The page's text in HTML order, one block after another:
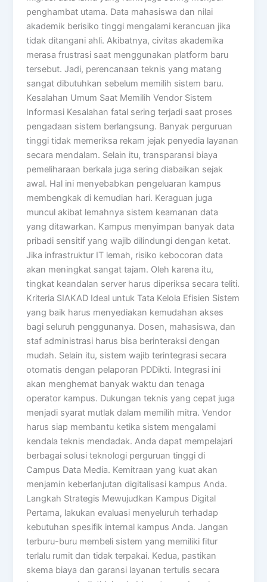
penghambat utama. Data mahasiswa dan nilai
akademik berisiko tinggi mengalami kerancuan jika
tidak ditangani ahli. Akibatnya, civitas akademika
merasa frustrasi saat menggunakan platform baru
tersebut. Jadi, perencanaan teknis yang matang
sangat dibutuhkan sebelum memilih sistem baru.
Kesalahan Umum Saat Memilih Vendor Sistem
Informasi Kesalahan fatal sering terjadi saat proses
pengadaan sistem berlangsung. Banyak perguruan
tinggi tidak memeriksa rekam jejak penyedia layanan
secara mendalam. Selain itu, transparansi biaya
pemeliharaan berkala juga sering diabaikan sejak
awal. Hal ini menyebabkan pengeluaran kampus
membengkak di kemudian hari. Keraguan juga
muncul akibat lemahnya sistem keamanan data
yang ditawarkan. Kampus menyimpan banyak data
pribadi sensitif yang wajib dilindungi dengan ketat.
Jika infrastruktur IT lemah, risiko kebocoran data
akan meningkat sangat tajam. Oleh karena itu,
tingkat keandalan server harus diperiksa secara teliti.
Kriteria SIAKAD Ideal untuk Tata Kelola Efisien Sistem
yang baik harus menyediakan kemudahan akses
bagi seluruh penggunanya. Dosen, mahasiswa, dan
staf administrasi harus bisa berinteraksi dengan
mudah. Selain itu, sistem wajib terintegrasi secara
otomatis dengan pelaporan PDDikti. Integrasi ini
akan menghemat banyak waktu dan tenaga
operator kampus. Dukungan teknis yang cepat juga
menjadi syarat mutlak dalam memilih mitra. Vendor
harus siap membantu ketika sistem mengalami
kendala teknis mendadak. Anda dapat mempelajari
berbagai solusi teknologi perguruan tinggi di
Campus Data Media. Kemitraan yang kuat akan
menjamin keberlanjutan digitalisasi kampus Anda.
Langkah Strategis Mewujudkan Kampus Digital
Pertama, lakukan evaluasi menyeluruh terhadap
kebutuhan spesifik internal kampus Anda. Jangan
terburu-buru membeli sistem yang memiliki fitur
terlalu rumit dan tidak terpakai. Kedua, pastikan
skema biaya dan garansi layanan tertulis secara